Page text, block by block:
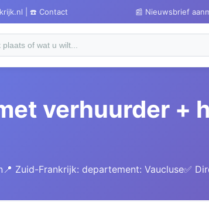
| ☎️ Contact 📰 Nieuwsbrief
verhuurder +
📍 Zuid-Frankrijk: departement: Vaucluse✅